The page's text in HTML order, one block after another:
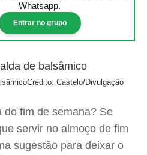
Whatsapp.
Entrar no grupo
Crédito: Castelo/Divulgação
do fim de semana? Se
servir no almoço de fim
sugestão para deixar o